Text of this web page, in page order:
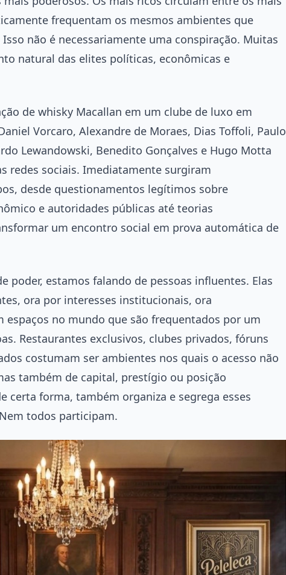
frequentam os mesmos ambientes que
não é necessariamente uma conspiração. Muitas
natural das elites políticas, econômicas e
de whisky Macallan em um clube de luxo em
Vorcaro, Alexandre de Moraes, Dias Toffoli, Paulo
Lewandowski, Benedito Gonçalves e Hugo Motta
redes sociais. Imediatamente surgiram
desde questionamentos legítimos sobre
e autoridades públicas até teorias
um encontro social em prova automática de
poder, estamos falando de pessoas influentes. Elas
ora por interesses institucionais, ora
no mundo que são frequentados por um
Restaurantes exclusivos, clubes privados, fóruns
costumam ser ambientes nos quais o acesso não
também de capital, prestígio ou posição
certa forma, também organiza e segrega esses
todos participam.